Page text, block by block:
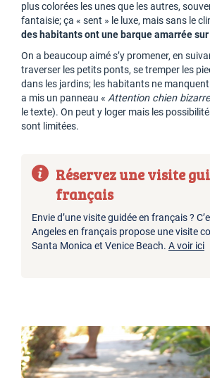
plus colorées les unes que les autres,
fantaisie; ça « sent » le luxe, mais sans le
des habitants ont une barque amarrée
On a beaucoup aimé s’y promener, en
traverser les petits ponts, se tremper les
dans les jardins; les habitants ne manquent
a mis un panneau « Attention chien bizarre
le texte). On peut y loger mais les
sont limitées.
Réservez une visite
français
Envie d’une visite guidée en français ?
Angeles en français propose une visite
Santa Monica et Venice Beach. A voir ici